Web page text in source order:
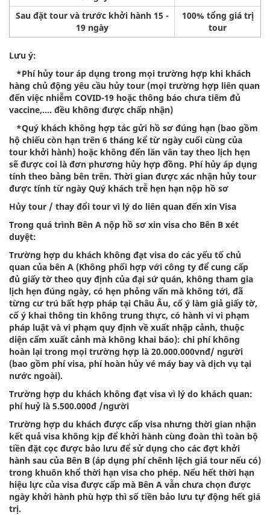
Sau đặt tour và trước khởi hành 15 -
19 ngày
100% tổng giá trị
tour
Lưu ý:
*Phí hủy tour áp dụng trong mọi trường hợp khi khách
hàng chủ động yêu cầu hủy tour (mọi trường hợp liên quan
đến việc nhiễm COVID-19 hoặc thông báo chưa tiêm đủ
vaccine,…. đều không được chấp nhận)
*Quý khách không hợp tác gửi hồ sơ đúng hạn (bao gồm
hộ chiếu còn hạn trên 6 tháng kể từ ngày cuối cùng của
tour khởi hành) hoặc không đến lăn vân tay theo lịch hẹn
sẽ được coi là đơn phương hủy hợp đồng. Phí hủy áp dụng
tính theo bảng bên trên. Thời gian được xác nhận hủy tour
được tính từ ngày Quý khách trễ hẹn hạn nộp hồ sơ
Hủy tour / thay đổi tour vì lý do liên quan đến xin Visa
Trong quá trình Bên A nộp hồ sơ xin visa cho Bên B xét
duyệt:
Trường hợp du khách không đạt visa do các yếu tố chủ
quan của bên A (Không phối hợp với công ty để cung cấp
đủ giấy tờ theo quy định của đại sứ quán, không tham gia
lịch hẹn đúng ngày, có hẹn phỏng vấn mà không tới, đã
từng cư trú bất hợp pháp tại Châu Âu, cố ý làm giả giấy tờ,
cố ý khai thông tin không trung thực, có hành vi vi phạm
pháp luật và vi phạm quy định về xuất nhập cảnh, thuộc
diện cấm xuất cảnh mà không khai báo): chi phí không
hoàn lại trong mọi trường hợp là 20.000.000vnđ/ người
(bao gồm phí visa, phí hoàn hủy vé máy bay và dịch vụ tại
nước ngoài).
Trường hợp du khách không đạt visa vì lý do khách quan:
phí huỷ là 5.500.000đ /người
Trường hợp du khách được cấp visa nhưng thời gian nhận
kết quả visa không kịp để khởi hành cùng đoàn thì toàn bộ
tiền đặt cọc được bảo lưu để sử dụng cho các đợt khởi
hành sau của Bên B (áp dụng phí chênh lệch giá tour nếu có)
trong khuôn khổ thời hạn visa cho phép. Nếu hết thời hạn
hiệu lực của visa được cấp mà Bên A vẫn chưa chọn được
ngày khởi hành phù hợp thì số tiền bảo lưu tự động hết giá
trị.